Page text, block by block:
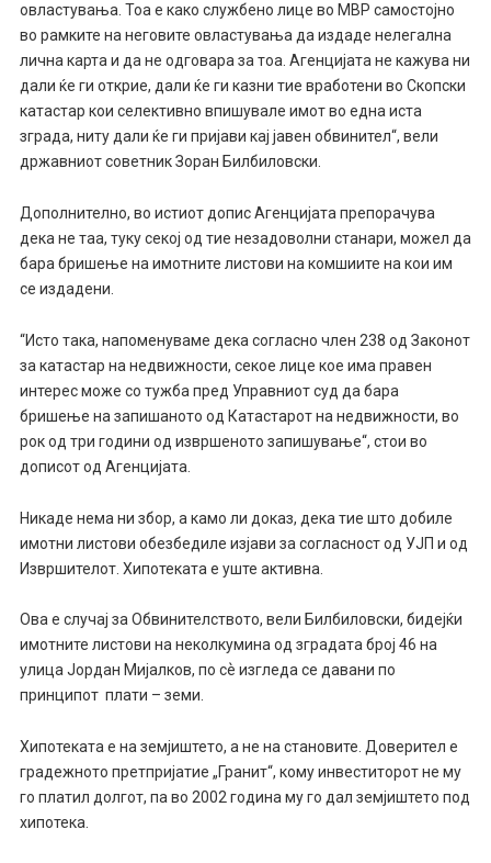
овластувања. Тоа е како службено лице во МВР самостојно
во рамките на неговите овластувања да издаде нелегална
лична карта и да не одговара за тоа. Агенцијата не кажува ни
дали ќе ги открие, дали ќе ги казни тие вработени во Скопски
катастар кои селективно впишувале имот во една иста
зграда, ниту дали ќе ги пријави кај јавен обвинител“, вели
државниот советник Зоран Билбиловски.
Дополнително, во истиот допис Агенцијата препорачува
дека не таа, туку секој од тие незадоволни станари, можел да
бара бришење на имотните листови на комшиите на кои им
се издадени.
“Исто така, напоменуваме дека согласно член 238 од Законот
за катастар на недвижности, секое лице кое има правен
интерес може со тужба пред Управниот суд да бара
бришење на запишаното од Катастарот на недвижности, во
рок од три години од извршеното запишување“, стои во
дописот од Агенцијата.
Никаде нема ни збор, а камо ли доказ, дека тие што добиле
имотни листови обезбедиле изјави за согласност од УЈП и од
Извршителот. Хипотеката е уште активна.
Ова е случај за Обвинителството, вели Билбиловски, бидејќи
имотните листови на неколкумина од зградата број 46 на
улица Јордан Мијалков, по сѐ изгледа се давани по
принципот плати – земи.
Хипотеката е на земјиштето, а не на становите. Доверител е
градежното претпријатие „Гранит“, кому инвеститорот не му
го платил долгот, па во 2002 година му го дал земјиштето под
хипотека.